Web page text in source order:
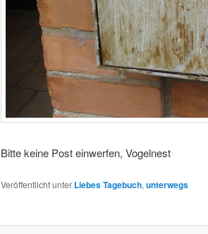
Bitte keine Post einwerfen, Vogelnest
Veröffentlicht unter Liebes Tagebuch, unterwegs